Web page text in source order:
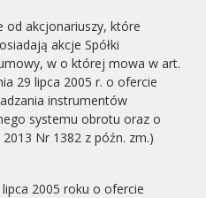
od akcjonariuszy, które
akcje Spółki
w o której mowa w art.
29 lipca 2005 r. o ofercie
instrumentów
systemu obrotu oraz o
2013 Nr 1382 z późn. zm.)
2005 roku o ofercie